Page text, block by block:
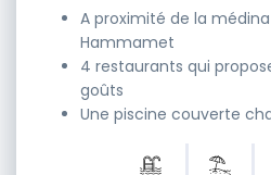
A proximité de la
Hammamet
4 restaurants qui
goûts
Une piscine couverte